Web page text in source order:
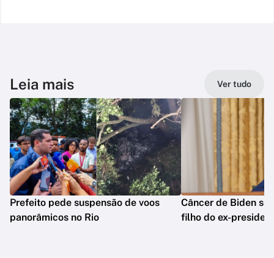
Leia mais Ver tudo
Prefeito pede suspensão de voos
panorâmicos no Rio
Câncer de Biden se
filho do ex-